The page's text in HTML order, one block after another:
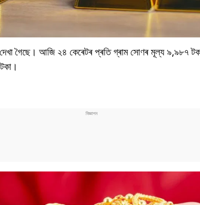
গৈছে। আজি ২৪ কেৰেটৰ প্ৰতি গ্ৰাম সোণৰ মূল্য ৯,৯৮৭